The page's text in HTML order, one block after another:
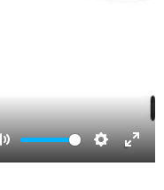
Mute Settings
Enter